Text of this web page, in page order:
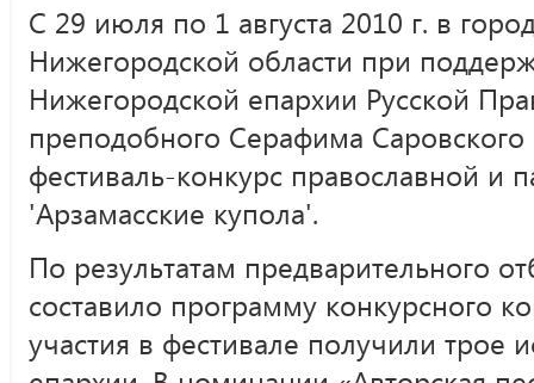
C 29 июля по 1 августа 2010 г. в
Нижегородской области при
Нижегородской епархии Русской
преподобного Серафима
фестиваль-конкурс православной и
'Арзамасские купола'.
По результатам предварительного
составило программу конкурсного
участия в фестивале получили трое